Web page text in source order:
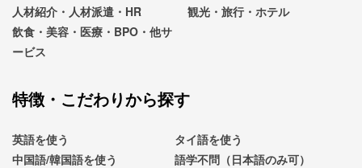
人材紹介・人材派遣・HR
観光・旅行・ホテル
飲食・美容・医療・BPO・他サ
ービス
特徴・こだわりから探す
英語を使う
タイ語を使う
中国語/韓国語を使う
語学不問（日本語のみ可）